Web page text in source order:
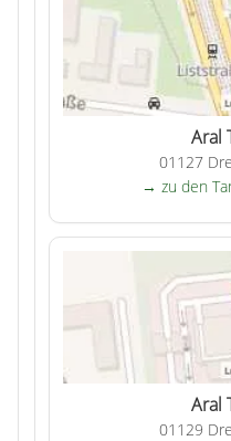
Aral
01127
→ zu den
Aral
01129